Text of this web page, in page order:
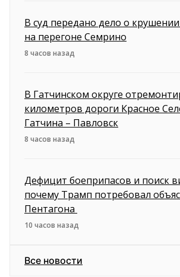
В суд передано дело о
на перегоне Семрино
8 часов назад
В Гатчинском округе
километров дороги Красное
Гатчина – Павловск
8 часов назад
Дефицит боеприпасов и поиск
почему Трамп потребовал
Пентагона
10 часов назад
Все новости